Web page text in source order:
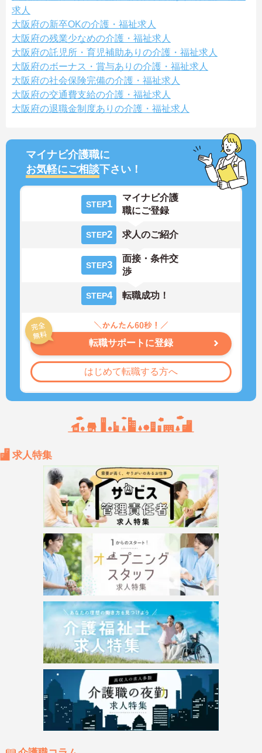
求人
大阪府の新卒OKの介護・福祉求人
大阪府の残業少なめの介護・福祉求人
大阪府の託児所・育児補助ありの介護・福祉求人
大阪府のボーナス・賞与ありの介護・福祉求人
大阪府の社会保険完備の介護・福祉求人
大阪府の交通費支給の介護・福祉求人
大阪府の退職金制度ありの介護・福祉求人
マイナビ介護職に
お気軽にご相談下さい！
STEP1
マイナビ介護
職にご登録
STEP2 求人のご紹介
STEP3
面接・条件交
渉
STEP4 転職成功！
転職サポートに登録
はじめて転職する方へ
求人特集